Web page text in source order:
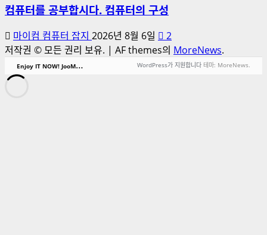
컴퓨터를 공부합시다. 컴퓨터의 구성
마이컴 컴퓨터 잡지 2026년 8월 6일
2
저작권 © 모든 권리 보유. | AF themes의 MoreNews.
E
njoy IT NOW! JooMoney.Net! WordPress가 지원합니다 테마: MoreNews.